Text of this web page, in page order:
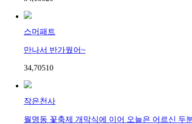
스머패트
만나서 반가웠어~
34,70510
작은천사
월명동 꽃축제 개막식에 이어 오늘은 어르신 두